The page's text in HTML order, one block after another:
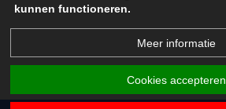
kunnen functioneren.
Meer informatie
Cookies accepteren